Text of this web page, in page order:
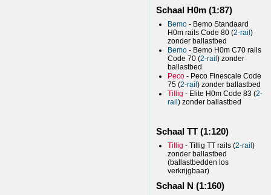
Schaal H0m (1:87)
Bemo - Bemo Standaard
H0m rails Code 80 (2-rail)
zonder ballastbed
Bemo - Bemo H0m C70 rails
Code 70 (2-rail) zonder
ballastbed
Peco - Peco Finescale Code
75 (2-rail) zonder ballastbed
Tillig - Elite H0m Code 83 (2-
rail) zonder ballastbed
Schaal TT (1:120)
Tillig - Tillig TT rails (2-rail)
zonder ballastbed
(ballastbedden los
verkrijgbaar)
Schaal N (1:160)